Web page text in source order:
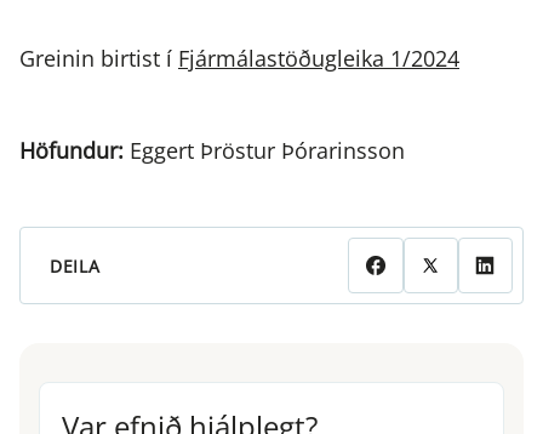
Greinin birtist í Fjármálastöðugleika 1/2024
Höfundur: Eggert Þröstur Þórarinsson
DEILA
Var efnið hjálplegt?
Var efnið hjálplegt?